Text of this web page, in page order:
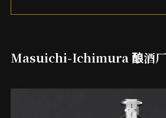
Masuichi-Ichimura 酿酒厂